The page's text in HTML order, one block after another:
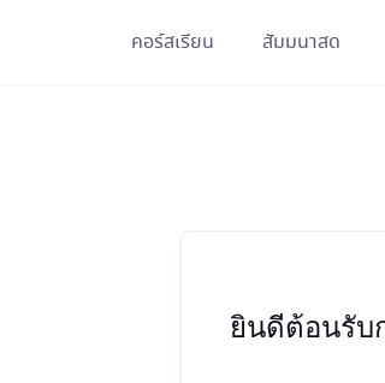
คอร์สเรียน สัมมนาสด
ยินดีต้อนรับ